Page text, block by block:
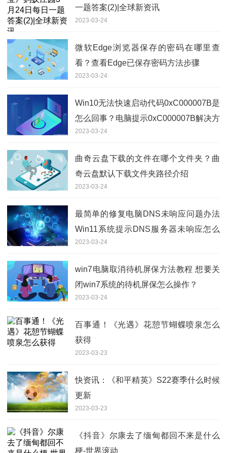
一题答案(2)|全球新资讯
2023-03-24
微软Edge浏览器保存的密码在哪里查
看？查看Edge已保存密码方法步骤
2023-03-24
Win10无法快速启动代码0xC000007B是
怎么回事？电脑提示0xC000007B解决方
法分享
2023-03-24
曲奇云盘下载的文件在哪个文件夹？曲
奇云盘默认下载文件夹路径介绍
2023-03-24
最简单的修复电脑DNS未响应问题办法
Win11系统提示DNS服务器未响应怎么
办？
2023-03-24
win7电脑取消待机屏保方法教程 想要关
闭win7系统的待机屏保怎么操作？
2023-03-24
百事通！《光遇》花憩节蝴蝶喷泉怎么
获得
2023-03-23
快资讯：《和平精英》S22赛季什么时候
更新
2023-03-23
《抖音》尔康去了缅甸都回不来是什么
梗-世界滚动